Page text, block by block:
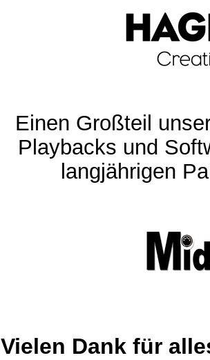
Einen Großteil
Playbacks und
langjährigen
Vielen Dank für